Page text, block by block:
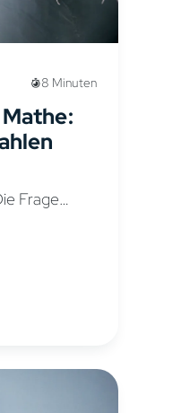
8 Minuten
Frage
wird –